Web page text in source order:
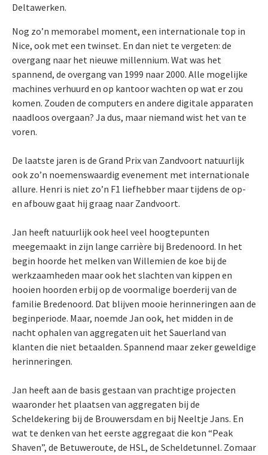
Deltawerken.
Nog zo’n memorabel moment, een internationale top in
Nice, ook met een twinset. En dan niet te vergeten: de
overgang naar het nieuwe millennium. Wat was het
spannend, de overgang van 1999 naar 2000. Alle mogelijke
machines verhuurd en op kantoor wachten op wat er zou
komen. Zouden de computers en andere digitale apparaten
naadloos overgaan? Ja dus, maar niemand wist het van te
voren.
De laatste jaren is de Grand Prix van Zandvoort natuurlijk
ook zo’n noemenswaardig evenement met internationale
allure. Henri is niet zo’n F1 liefhebber maar tijdens de op-
en afbouw gaat hij graag naar Zandvoort.
Jan heeft natuurlijk ook heel veel hoogtepunten
meegemaakt in zijn lange carrière bij Bredenoord. In het
begin hoorde het melken van Willemien de koe bij de
werkzaamheden maar ook het slachten van kippen en
hooien hoorden erbij op de voormalige boerderij van de
familie Bredenoord. Dat blijven mooie herinneringen aan de
beginperiode. Maar, noemde Jan ook, het midden in de
nacht ophalen van aggregaten uit het Sauerland van
klanten die niet betaalden. Spannend maar zeker geweldige
herinneringen.
Jan heeft aan de basis gestaan van prachtige projecten
waaronder het plaatsen van aggregaten bij de
Scheldekering bij de Brouwersdam en bij Neeltje Jans. En
wat te denken van het eerste aggregaat die kon “Peak
Shaven”, de Betuweroute, de HSL, de Scheldetunnel. Zomaar